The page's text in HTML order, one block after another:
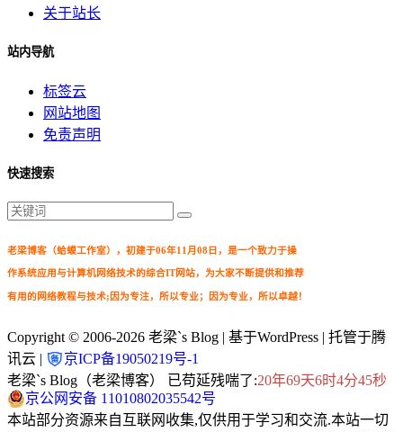
关于站长
站内导航
标签云
网站地图
免责声明
快速搜索
老梁博客（蛤蟆工作室），初建于06年11月08日，是一个致力于操
作系统应用与计算机网络技术的综合IT网站，为大家不断提供和推荐
有用的网络教程与技术;因为专注，所以专业；因为专业，所以卓越！
Copyright © 2006-2026 老梁`s Blog | 基于WordPress | 托管于腾
讯云 |
京ICP备19050219号-1
老梁`s Blog（老梁博客） 已苟延残喘了:20年69天6时4分46秒
京公网安备 11010802035542号
本站部分资源来自互联网收集,仅供用于学习和交流.本站一切